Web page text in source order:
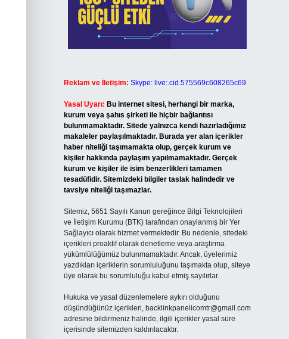
Reklam ve İletişim: Skype: live:.cid.575569c608265c69
Yasal Uyarı: Bu internet sitesi, herhangi bir marka,
kurum veya şahıs şirketi ile hiçbir bağlantısı
bulunmamaktadır. Sitede yalnızca kendi hazırladığımız
makaleler paylaşılmaktadır. Burada yer alan içerikler
haber niteliği taşımamakta olup, gerçek kurum ve
kişiler hakkında paylaşım yapılmamaktadır. Gerçek
kurum ve kişiler ile isim benzerlikleri tamamen
tesadüfidir. Sitemizdeki bilgiler taslak halindedir ve
tavsiye niteliği taşımazlar.
Sitemiz, 5651 Sayılı Kanun gereğince Bilgi Teknolojileri
ve İletişim Kurumu (BTK) tarafından onaylanmış bir Yer
Sağlayıcı olarak hizmet vermektedir. Bu nedenle, sitedeki
içerikleri proaktif olarak denetleme veya araştırma
yükümlülüğümüz bulunmamaktadır. Ancak, üyelerimiz
yazdıkları içeriklerin sorumluluğunu taşımakta olup, siteye
üye olarak bu sorumluluğu kabul etmiş sayılırlar.
Hukuka ve yasal düzenlemelere aykırı olduğunu
düşündüğünüz içerikleri, backlinkpanelicomtr@gmail.com
adresine bildirmeniz halinde, ilgili içerikler yasal süre
içerisinde sitemizden kaldırılacaktır.